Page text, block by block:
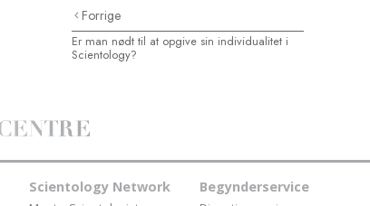
Forrige
Er man nødt til at opgive sin individualitet i
Scientology?
Scientology Network Begynderservice